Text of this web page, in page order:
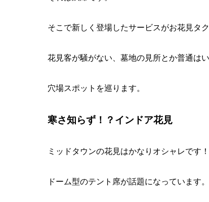
そこで新しく登場したサービスがお花見タ
花見客が騒がない、墓地の見所とか普通はい
穴場スポットを巡ります。
寒さ知らず！？インドア花見
ミッドタウンの花見はかなりオシャレです！
ドーム型のテント席が話題になっています。